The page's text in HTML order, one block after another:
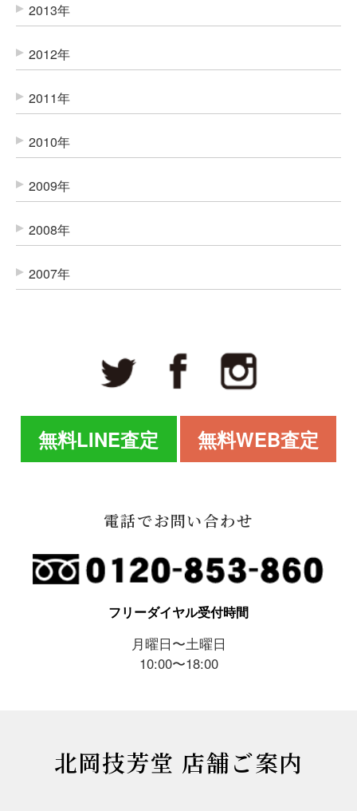
2013年
2012年
2011年
2010年
2009年
2008年
2007年
無料LINE査定 無料WEB査定
電話でお問い合わせ
フリーダイヤル受付時間
月曜日〜土曜日
10:00〜18:00
北岡技芳堂 店舗ご案内